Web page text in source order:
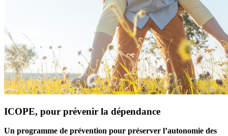
ICOPE, pour prévenir la dépendance
Un programme de prévention pour préserver l’autonomie des